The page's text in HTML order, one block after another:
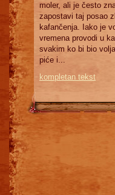
moler, ali je često
zapostavi taj posao
kafančenja. Iako je
vremena provodi u
svakim ko bi bio
piće i...
kompletan tekst